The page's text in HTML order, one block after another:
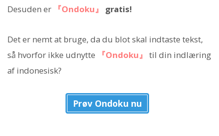
Desuden er 『Ondoku』 gratis!
Det er nemt at bruge, da du blot skal indtaste tekst,
så hvorfor ikke udnytte
『Ondoku』 til din indlæring
af indonesisk?
Prøv Ondoku nu